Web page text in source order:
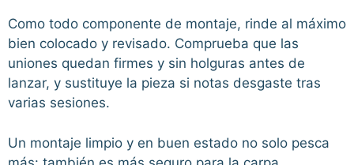
Como todo componente de montaje, rinde al máximo
bien colocado y revisado. Comprueba que las
uniones quedan firmes y sin holguras antes de
lanzar, y sustituye la pieza si notas desgaste tras
varias sesiones.
Un montaje limpio y en buen estado no solo pesca